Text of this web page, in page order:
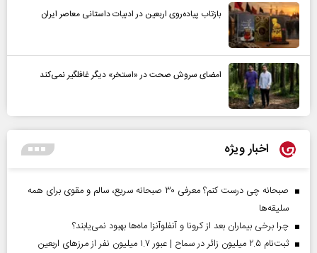
بازتاب پیاده‌روی اربعین در ادبیات داستانی معاصر ایران
امضای سروش صحت در «استخر» دیگر غافلگیر نمی‌کند
اخبار ویژه
صبحانه چی درست کنم؟ معرفی ۳۰ صبحانه سریع، سالم و مقوی برای همه
سلیقه‌ها
چرا برخی بیماران بعد از کرونا و آنفلوآنزا ماه‌ها بهبود نمی‌یابند؟
ثبت‌نام ۲.۵ میلیون زائر در سماح | عبور ۱.۷ میلیون نفر از مرز‌های اربعین